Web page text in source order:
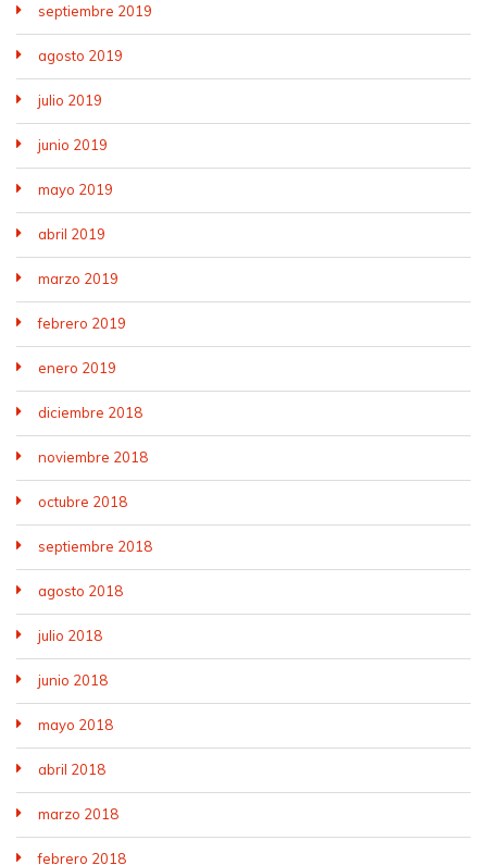
septiembre 2019
agosto 2019
julio 2019
junio 2019
mayo 2019
abril 2019
marzo 2019
febrero 2019
enero 2019
diciembre 2018
noviembre 2018
octubre 2018
septiembre 2018
agosto 2018
julio 2018
junio 2018
mayo 2018
abril 2018
marzo 2018
febrero 2018